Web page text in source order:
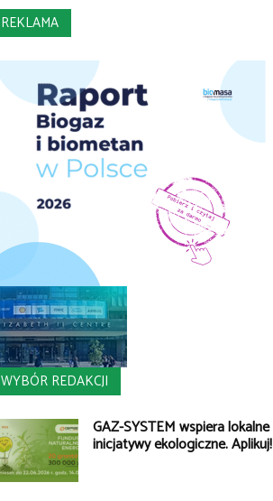
REKLAMA
WYBÓR REDAKCJI
GAZ-SYSTEM wspiera lokalne
inicjatywy ekologiczne. Aplikuj!